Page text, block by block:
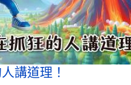
講道理！